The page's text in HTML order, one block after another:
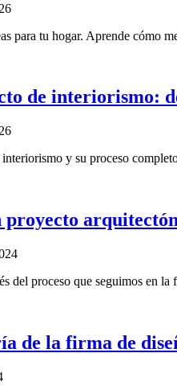
para tu hogar. Aprende cómo
de interiorismo:
y su proceso
del proceso que seguimos
de la firma de